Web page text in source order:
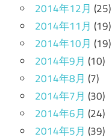
2014年12月 (25)
2014年11月 (19)
2014年10月 (19)
2014年9月 (10)
2014年8月 (7)
2014年7月 (30)
2014年6月 (24)
2014年5月 (39)